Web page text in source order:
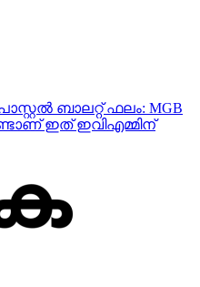
ബാലറ്റ് ഫലം: MGB
ഇത് ഇവിഎമ്മിന്